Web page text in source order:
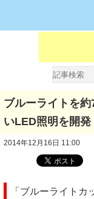
ブルーライトを
いLED照明を開発
2014年12月16日 11:00
「ブルーライト